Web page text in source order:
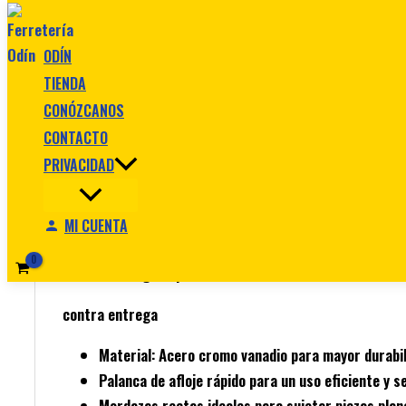
Ir al contenido
ODÍN
TIENDA
CONÓZCANOS
CONTACTO
PRIVACIDAD
MI CUENTA
Inicio/
Herramientas manuales
Hombresolo 10″ Recto Stanley 84-371
contra entrega
Material:Acero cromo vanadio para mayor
Palanca de afloje rápido para un uso eficiente y